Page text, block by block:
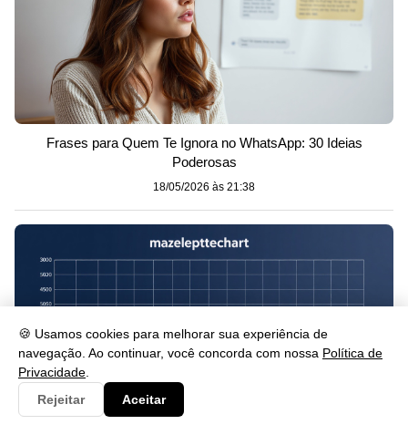
🍪 Usamos cookies para melhorar sua experiência de
navegação. Ao continuar, você concorda com nossa Política de
Privacidade
Rejeitar
Aceitar
Frases para Quem Te Ignora no WhatsApp: 30 Ideias
Poderosas
18/05/2026 às 21:38